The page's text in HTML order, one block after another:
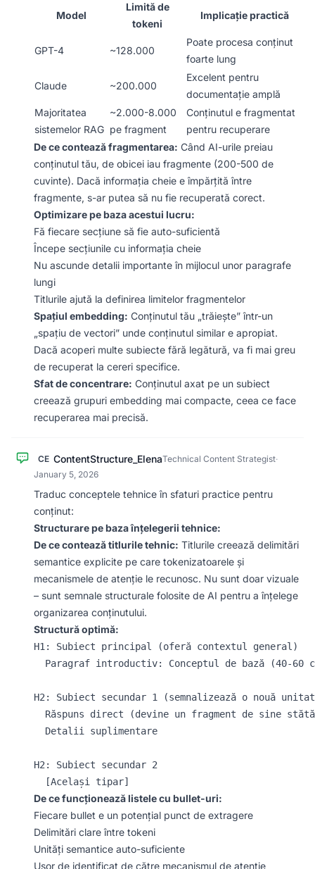
Model
Limită de
tokeni
Implicație practică
GPT-4 ~128.000
Poate procesa conținut
foarte lung
Claude ~200.000
Excelent pentru
documentație amplă
Majoritatea
sistemelor RAG
~2.000-8.000
pe fragment
Conținutul e fragmentat
pentru recuperare
De ce contează fragmentarea: Când AI-urile preiau
conținutul tău, de obicei iau fragmente (200-500 de
cuvinte). Dacă informația cheie e împărțită între
fragmente, s-ar putea să nu fie recuperată corect.
Optimizare pe baza acestui lucru:
Fă fiecare secțiune să fie auto-suficientă
Începe secțiunile cu informația cheie
Nu ascunde detalii importante în mijlocul unor paragrafe
lungi
Titlurile ajută la definirea limitelor fragmentelor
Spațiul embedding: Conținutul tău „trăiește” într-un
„spațiu de vectori” unde conținutul similar e apropiat.
Dacă acoperi multe subiecte fără legătură, va fi mai greu
de recuperat la cereri specifice.
Sfat de concentrare: Conținutul axat pe un subiect
creează grupuri embedding mai compacte, ceea ce face
recuperarea mai precisă.
CE ContentStructure_ElenaTechnical Content Strategist·
January 5, 2026
Traduc conceptele tehnice în sfaturi practice pentru
conținut:
Structurare pe baza înțelegerii tehnice:
De ce contează titlurile tehnic: Titlurile creează delimitări
semantice explicite pe care tokenizatoarele și
mecanismele de atenție le recunosc. Nu sunt doar vizuale
– sunt semnale structurale folosite de AI pentru a înțelege
organizarea conținutului.
Structură optimă:
H1: Subiect principal (oferă contextul general)
Paragraf introductiv: Conceptul de bază (40-60
H2: Subiect secundar 1 (semnalizează o nouă
Răspuns direct (devine un fragment de sine
  Detalii suplimentare
H2: Subiect secundar 2
De ce funcționează listele cu bullet-uri:
Fiecare bullet e un potențial punct de extragere
Delimitări clare între tokeni
Unități semantice auto-suficiente
Ușor de identificat de către mecanismul de atenție